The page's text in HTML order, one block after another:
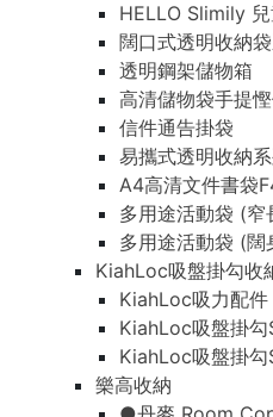
HELLO Slimily
闊口式透明收納
透明鋼架儲物箱
高清儲物袋手提
信件通告掛袋
易攜式透明收納
A4高清文件書袋
多用途活動袋 (窄
多用途活動袋 (闊
KiahLoc吸盤掛勾收
KiahLoc吸力配件
KiahLoc吸盤掛
KiahLoc吸盤掛
樂高收納